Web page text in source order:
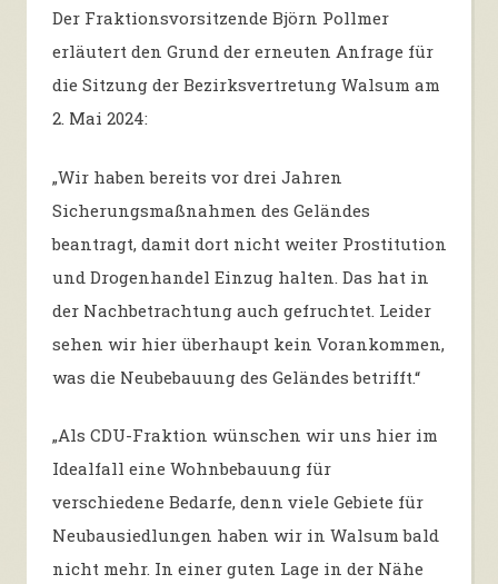
Der Fraktionsvorsitzende Björn Pollmer
erläutert den Grund der erneuten Anfrage für
die Sitzung der Bezirksvertretung Walsum am
2. Mai 2024:
„Wir haben bereits vor drei Jahren
Sicherungsmaßnahmen des Geländes
beantragt, damit dort nicht weiter Prostitution
und Drogenhandel Einzug halten. Das hat in
der Nachbetrachtung auch gefruchtet. Leider
sehen wir hier überhaupt kein Vorankommen,
was die Neubebauung des Geländes betrifft.“
„Als CDU-Fraktion wünschen wir uns hier im
Idealfall eine Wohnbebauung für
verschiedene Bedarfe, denn viele Gebiete für
Neubausiedlungen haben wir in Walsum bald
nicht mehr. In einer guten Lage in der Nähe